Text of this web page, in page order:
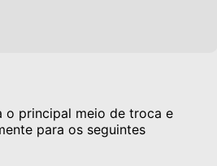
o principal meio de troca e
para os seguintes